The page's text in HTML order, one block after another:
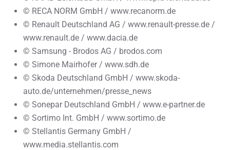
© RECA NORM GmbH / www.recanorm.de
© Renault Deutschland AG / www.renault-presse.de /
www.renault.de / www.dacia.de
© Samsung - Brodos AG / brodos.com
© Simone Mairhofer / www.sdh.de
© Skoda Deutschland GmbH / www.skoda-
auto.de/unternehmen/presse_news
© Sonepar Deutschland GmbH / www.e-partner.de
© Sortimo Int. GmbH / www.sortimo.de
© Stellantis Germany GmbH /
www.media.stellantis.com